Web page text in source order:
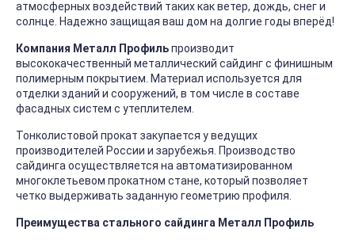
атмосферных воздействий таких как ветер, дождь, снег и
солнце. Надежно защищая ваш дом на долгие годы вперёд!
Компания Металл Профильпроизводит
высококачественный металлический сайдинг с финишным
полимерным покрытием. Материал используется для
отделки зданий и сооружений, в том числе в составе
фасадных систем с утеплителем.
Тонколистовой прокат закупается у ведущих
производителей России и зарубежья. Производство
сайдинга осуществляется на автоматизированном
многоклетьевом прокатном стане, который позволяет
четко выдерживать заданную геометрию профиля.
Преимущества стального сайдинга Металл Профиль